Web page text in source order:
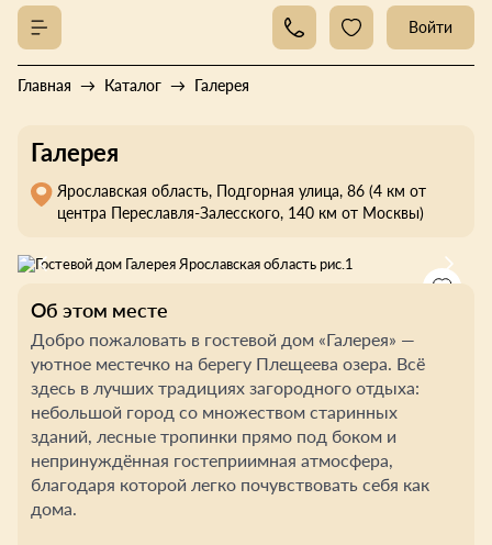
Войти
Главная Каталог Галерея
Галерея
Ярославская область, Подгорная улица, 86 (4 км от
центра Переславля-Залесского, 140 км от Москвы)
Об этом месте
Добро пожаловать в гостевой дом «Галерея» —
уютное местечко на берегу Плещеева озера. Всё
здесь в лучших традициях загородного отдыха:
небольшой город со множеством старинных
зданий, лесные тропинки прямо под боком и
непринуждённая гостеприимная атмосфера,
благодаря которой легко почувствовать себя как
дома.